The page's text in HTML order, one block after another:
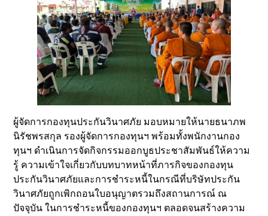
ผู้จัดการกองทุนประกันวินาศภัย มอบหมายให้นายธนาภพ
นิรัชพรสกุล รองผู้จัดการกองทุนฯ พร้อมทั้งพนักงานกอง
ทุนฯ ดำเนินการจัดกิจกรรมออกบูธประชาสัมพันธ์ให้ความ
รู้ ความเข้าใจเกี่ยวกับบทบาทหน้าที่ภารกิจของกองทุน
ประกันวินาศภัยและการชำระหนี้ในกรณีที่บริษัทประกัน
วินาศภัยถูกเพิกถอนใบอนุญาตรวมถึงสถานการณ์ ณ
ปัจจุบัน ในการชำระหนี้ของกองทุนฯ ตลอดจนสร้างความ